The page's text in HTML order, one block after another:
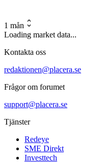
1 mån
Loading market data...
Kontakta oss
redaktionen@placera.se
Frågor om forumet
support@placera.se
Tjänster
Redeye
SME Direkt
Investtech